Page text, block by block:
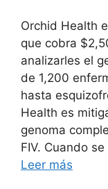
Orchid Health
que cobra
analizarles el
de 1,200
hasta
Health es
genoma
FIV. Cuando
Leer más